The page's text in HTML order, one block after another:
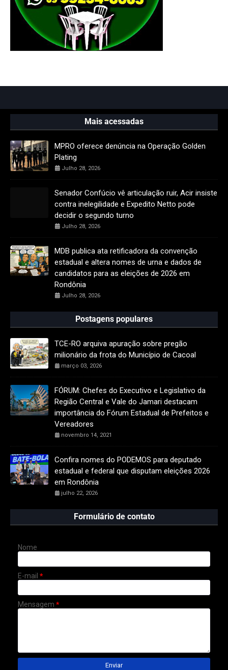
Mais acessadas
MPRO oferece denúncia na Operação Golden
Plating
Julho 28, 2026
Senador Confúcio vê articulação ruir, Acir insiste
contra inelegilidade e Expedito Netto pode
decidir o segundo turno
Julho 28, 2026
MDB publica ata retificadora da convenção
estadual e altera nomes de urna e dados de
candidatos para as eleições de 2026 em
Rondônia
Julho 28, 2026
Postagens populares
TCE-RO arquiva apuração sobre pregão
milionário da frota do Município de Cacoal
março 03, 2026
FÓRUM: Chefes do Executivo e Legislativo da
Região Central e Vale do Jamari destacam
importância do Fórum Estadual de Prefeitos e
Vereadores
novembro 14, 2021
Confira nomes do PODEMOS para deputado
estadual e federal que disputam eleições 2026
em Rondônia
julho 22, 2026
Formulário de contato
Nome
E-mail *
Mensagem *